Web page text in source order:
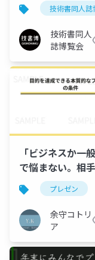
技術書同人誌
技術書同人
誌博覧会
「ビジネスか一般
で悩まない。相
ネルギーを奪わ
レゼン思考
プレゼン
余守コトリ
ア